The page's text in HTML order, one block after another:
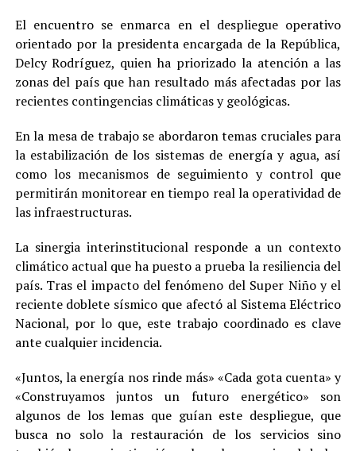
El encuentro se enmarca en el despliegue operativo
orientado por la presidenta encargada de la República,
Delcy Rodríguez, quien ha priorizado la atención a las
zonas del país que han resultado más afectadas por las
recientes contingencias climáticas y geológicas.
En la mesa de trabajo se abordaron temas cruciales para
la estabilización de los sistemas de energía y agua, así
como los mecanismos de seguimiento y control que
permitirán monitorear en tiempo real la operatividad de
las infraestructuras.
La sinergia interinstitucional responde a un contexto
climático actual que ha puesto a prueba la resiliencia del
país. Tras el impacto del fenómeno del Super Niño y el
reciente doblete sísmico que afectó al Sistema Eléctrico
Nacional, por lo que, este trabajo coordinado es clave
ante cualquier incidencia.
«Juntos, la energía nos rinde más» «Cada gota cuenta» y
«Construyamos juntos un futuro energético» son
algunos de los lemas que guían este despliegue, que
busca no solo la restauración de los servicios sino